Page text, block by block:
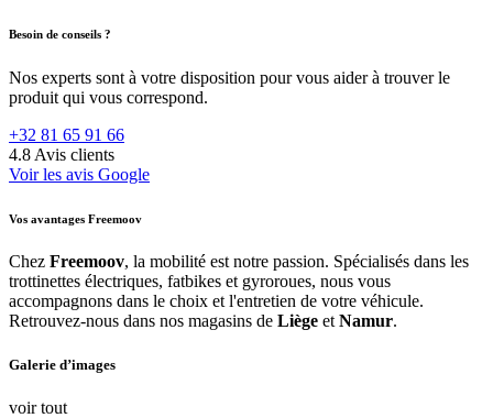
Besoin de conseils ?
Nos experts sont à votre disposition pour vous aider à trouver le
produit qui vous correspond.
+32 81 65 91 66
4.8 Avis clients
Voir les avis Google
Vos avantages Freemoov
Chez Freemoov, la mobilité est notre passion. Spécialisés dans les
trottinettes électriques, fatbikes et gyroroues, nous vous
accompagnons dans le choix et l'entretien de votre véhicule.
Retrouvez-nous dans nos magasins de Liège etNamur.
Galerie d’images
voir tout